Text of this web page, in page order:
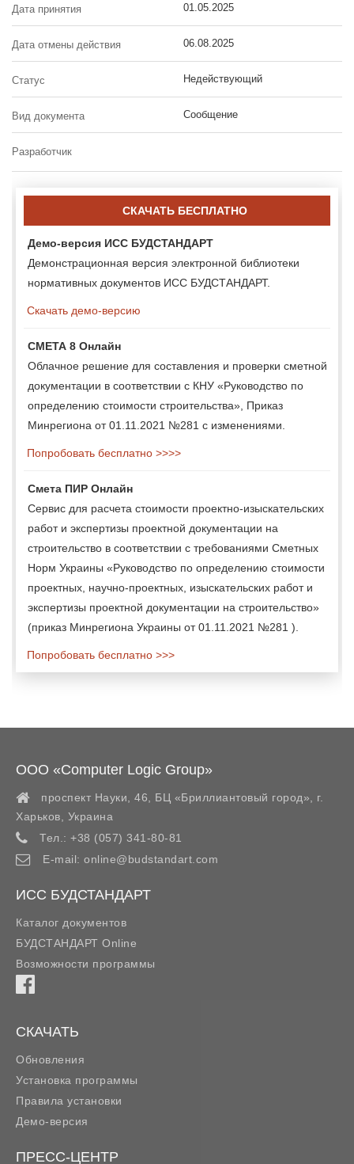
Дата принятия 01.05.2025
Дата отмены действия 06.08.2025
Статус Недействующий
Вид документа Сообщение
Разработчик
СКАЧАТЬ БЕСПЛАТНО
Демо-версия ИСС БУДСТАНДАРТ
Демонстрационная версия электронной библиотеки
нормативных документов ИСС БУДСТАНДАРТ.
Скачать демо-версию
СМЕТА 8 Онлайн
Облачное решение для составления и проверки сметной
документации в соответствии с КНУ «Руководство по
определению стоимости строительства», Приказ
Минрегиона от 01.11.2021 №281 с изменениями.
Попробовать бесплатно >>>>
Смета ПИР Онлайн
Сервис для расчета стоимости проектно-изыскательских
работ и экспертизы проектной документации на
строительство в соответствии с требованиями Сметных
Норм Украины «Руководство по определению стоимости
проектных, научно-проектных, изыскательских работ и
экспертизы проектной документации на строительство»
(приказ Минрегиона Украины от 01.11.2021 №281 ).
Попробовать бесплатно >>>
ООО «Computer Logic Group»
проспект Науки, 46, БЦ «Бриллиантовый город»,
г.
Харьков
Украина
Тел.: +38 (057) 341-80-81
E-mail: online@budstandart.com
ИСС БУДСТАНДАРТ
Каталог документов
БУДСТАНДАРТ Online
Возможности программы
СКАЧАТЬ
Обновления
Установка программы
Правила установки
Демо-версия
ПРЕСС-ЦЕНТР